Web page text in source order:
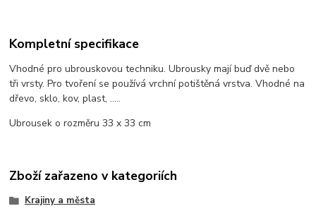
Kompletní specifikace
Vhodné pro ubrouskovou techniku. Ubrousky mají buď dvě nebo
tři vrsty. Pro tvoření se používá vrchní potištěná vrstva. Vhodné na
dřevo, sklo, kov, plast, .....
Ubrousek o rozměru 33 x 33 cm
Zboží zařazeno v kategoriích
Krajiny a města